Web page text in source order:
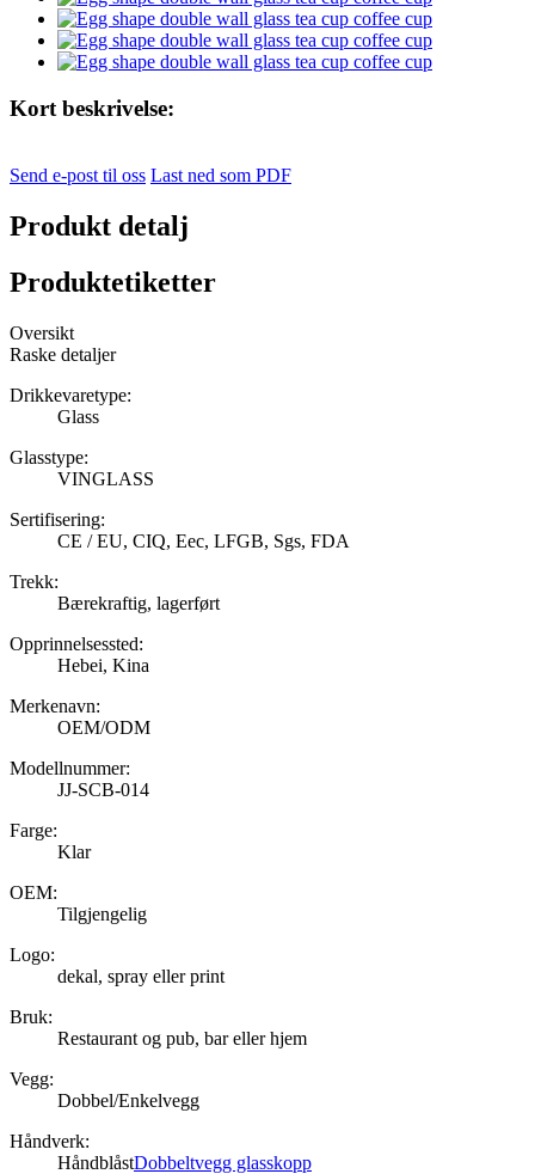
Kort beskrivelse:
Send e-post til oss Last ned som PDF
Produkt detalj
Produktetiketter
Oversikt
Raske detaljer
Drikkevaretype:
Glass
Glasstype:
VINGLASS
Sertifisering:
CE / EU, CIQ, Eec, LFGB, Sgs, FDA
Trekk:
Bærekraftig, lagerført
Opprinnelsessted:
Hebei, Kina
Merkenavn:
OEM/ODM
Modellnummer:
JJ-SCB-014
Farge:
Klar
OEM:
Tilgjengelig
Logo:
dekal, spray eller print
Bruk:
Restaurant og pub, bar eller hjem
Vegg:
Dobbel/Enkelvegg
Håndverk:
HåndblåstDobbeltvegg glasskopp